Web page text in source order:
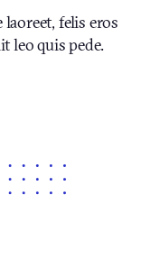
laoreet, felis eros
leo quis pede.